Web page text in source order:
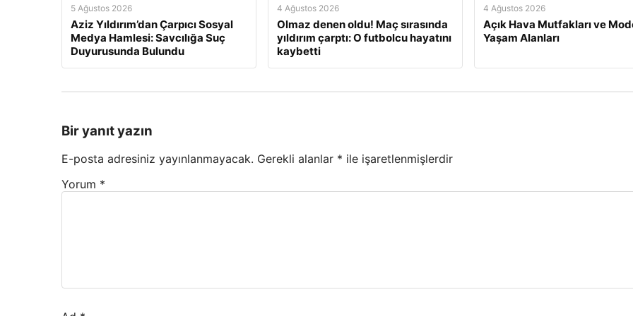
5 Ağustos 2026
Aziz Yıldırım’dan Çarpıcı Sosyal
Medya Hamlesi: Savcılığa Suç
Duyurusunda Bulundu
4 Ağustos 2026
Olmaz denen oldu! Maç sırasında
yıldırım çarptı: O futbolcu hayatını
kaybetti
4 Ağustos 2026
Açık Hava Mutfakları ve
Yaşam Alanları
Bir yanıt yazın
E-posta adresiniz yayınlanmayacak. Gerekli alanlar * ile işaretlenmişlerdir
Yorum *